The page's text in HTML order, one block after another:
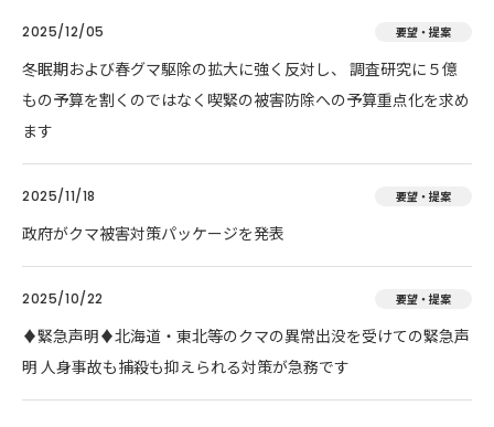
2025/12/05 要望・提案
冬眠期および春グマ駆除の拡大に強く反対し、 調査研究に５億
もの予算を割くのではなく喫緊の被害防除への予算重点化を求め
ます
2025/11/18 要望・提案
政府がクマ被害対策パッケージを発表
2025/10/22 要望・提案
♦️緊急声明♦️北海道・東北等のクマの異常出没を受けての緊急声
明 人身事故も捕殺も抑えられる対策が急務です